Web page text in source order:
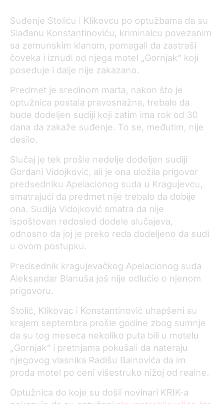
Suđenje Stoliću i Klikovcu po optužbama da su
Slađanu Konstantinoviću, kriminalcu povezanim
sa zemunskim klanom, pomagali da zastraši
čoveka i iznudi od njega motel „Gornjak“ koji
poseduje i dalje nije zakazano.
Predmet je sredinom marta, nakon što je
optužnica postala pravosnažna, trebalo da
bude dodeljen sudiji koji zatim ima rok od 30
dana da zakaže suđenje. To se, međutim, nije
desilo.
Slučaj je tek prošle nedelje dodeljen sudiji
Gordani Vidojković, ali je ona uložila prigovor
predsedniku Apelacionog suda u Kragujevcu,
smatrajući da predmet nije trebalo da dobije
ona. Sudija Vidojković smatra da nije
ispoštovan redosled dodele slučajeva,
odnosno da joj je preko reda dodeljeno da sudi
u ovom postupku.
Predsednik kragujevačkog Apelacionog suda
Aleksandar Blanuša još nije odlučio o njenom
prigovoru.
Stolić, Klikovac i Konstantinović uhapšeni su
krajem septembra prošle godine zbog sumnje
da su tog meseca nekoliko puta bili u motelu
„Gornjak“ i pretnjama pokušali da nateraju
njegovog vlasnika Radišu Bainovića da im
proda motel po ceni višestruko nižoj od realne.
Optužnica do koje su došli novinari KRIK-a